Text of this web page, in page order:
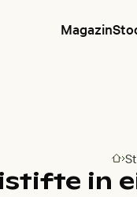
Magazin
in